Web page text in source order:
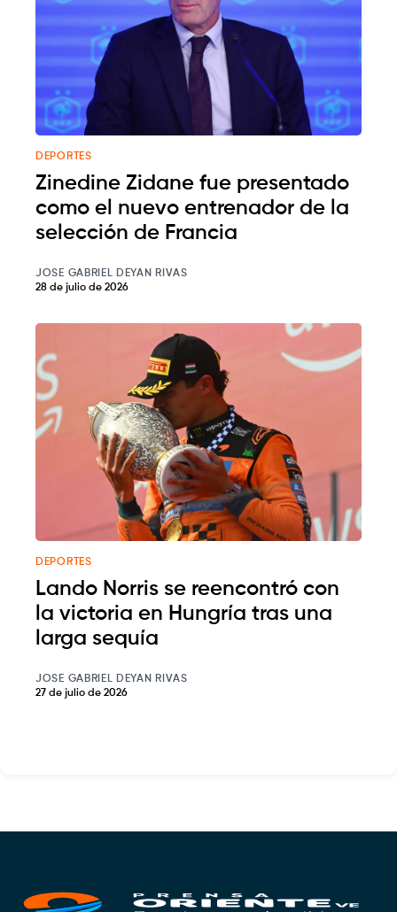
DEPORTES
Zinedine Zidane fue presentado
como el nuevo entrenador de la
selección de Francia
JOSE GABRIEL DEYAN RIVAS
28 de julio de 2026
DEPORTES
Lando Norris se reencontró con
la victoria en Hungría tras una
larga sequía
JOSE GABRIEL DEYAN RIVAS
27 de julio de 2026